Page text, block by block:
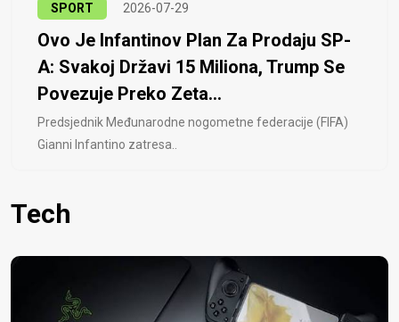
SPORT 2026-07-29
Ovo Je Infantinov Plan Za Prodaju SP-
A: Svakoj Državi 15 Miliona, Trump Se
Povezuje Preko Zeta...
Predsjednik Međunarodne nogometne federacije (FIFA)
Gianni Infantino zatresa..
Tech